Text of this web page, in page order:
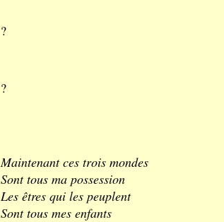
?
?
Maintenant ces trois mondes
Sont tous ma possession
Les êtres qui les peuplent
Sont tous mes enfants